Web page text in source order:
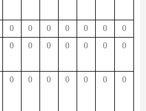
0 0 0 0 0 0
0
0 0 0 0 0 0 0
0 0 0 0 0 0 0